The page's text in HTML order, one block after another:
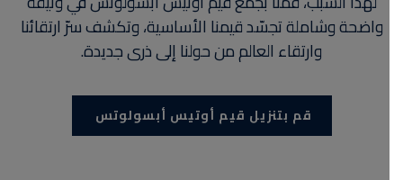
واضحة وشاملة تجسّد قيمنا الأساسية، وتكشف سرّ ارتقائنا
وارتقاء العالم من حولنا إلى ذرى جديدة.
قم بتنزيل قيم أوتيس أبسولوتس